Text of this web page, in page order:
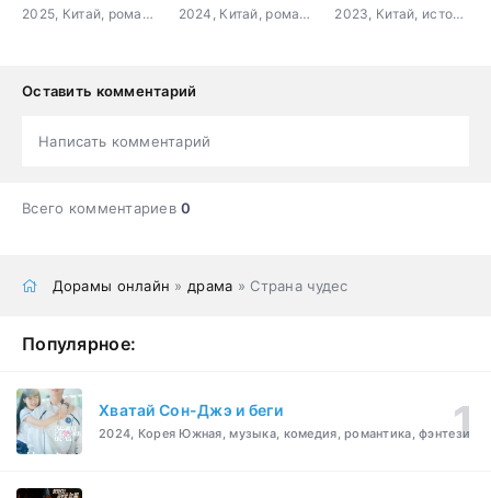
2025, Китай, романтика, драма
2024, Китай, романтика
2023, Китай, история, романтика
Оставить комментарий
Написать комментарий
Всего комментариев0
Дорамы онлайн » драма » Страна чудес
Популярное:
Хватай Сон-Джэ и беги
2024, Корея Южная, музыка, комедия, романтика, фэнтези